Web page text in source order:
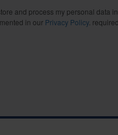
and process my personal data
in our Privacy Policy.